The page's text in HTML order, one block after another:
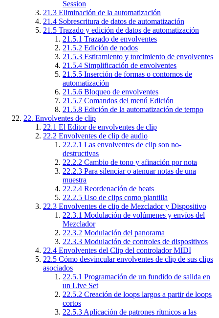
Session
21.3 Eliminación de la automatización
21.4 Sobrescritura de datos de automatización
21.5 Trazado y edición de datos de automatización
21.5.1 Trazado de envolventes
21.5.2 Edición de nodos
21.5.3 Estiramiento y torcimiento de envolventes
21.5.4 Simplificación de envolventes
21.5.5 Inserción de formas o contornos de
automatización
21.5.6 Bloqueo de envolventes
21.5.7 Comandos del menú Edición
21.5.8 Edición de la automatización de tempo
22. Envolventes de clip
22.1 El Editor de envolventes de clip
22.2 Envolventes de clip de audio
22.2.1 Las envolventes de clip son no-
destructivas
22.2.2 Cambio de tono y afinación por nota
22.2.3 Para silenciar o atenuar notas de una
muestra
22.2.4 Reordenación de beats
22.2.5 Uso de clips como plantilla
22.3 Envolventes de clip de Mezclador y Dispositivo
22.3.1 Modulación de volúmenes y envíos del
Mezclador
22.3.2 Modulación del panorama
22.3.3 Modulación de controles de dispositivos
22.4 Envolventes del Clip del controlador MIDI
22.5 Cómo desvincular envolventes de clip de sus clips
asociados
22.5.1 Programación de un fundido de salida en
un Live Set
22.5.2 Creación de loops largos a partir de loops
cortos
22.5.3 Aplicación de patrones rítmicos a las